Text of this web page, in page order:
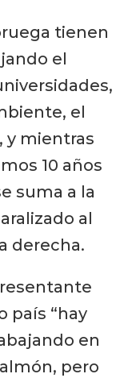
tienen
el
el
y mientras
10 años
suma a la
al
derecha.
país “hay
en
pero